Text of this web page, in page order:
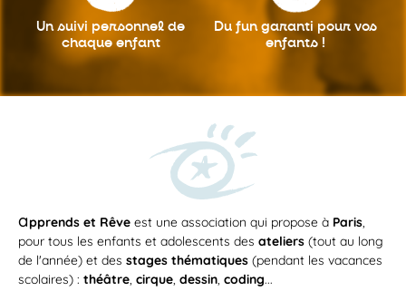
Un suivi personnel de
chaque enfant
Du fun garantipour vos
enfants !
apprends et Rêve est une association qui propose à Paris,
pour tous les enfants et adolescents des ateliers (tout au long
de l'année) et des stages thématiques (pendant les vacances
scolaires) : théâtre, cirque, dessin, coding...